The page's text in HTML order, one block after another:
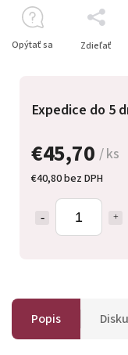
€45,70 / ks
€40,80 bez DPH
Expedice do 5
Opýtať sa Zdieľať
Popis